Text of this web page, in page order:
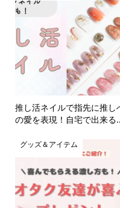
推し活ネイルで指先に推し
の愛を表現！自宅で出来る
グッズ＆アイテム